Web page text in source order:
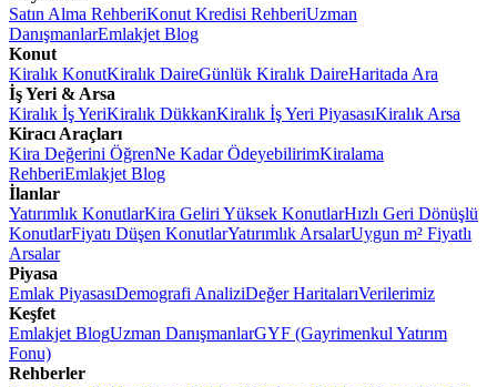
Satın Alma RehberiKonut Kredisi RehberiUzman
DanışmanlarEmlakjet Blog
Konut
Kiralık KonutKiralık DaireGünlük Kiralık DaireHaritada Ara
İş Yeri & Arsa
Kiralık İş YeriKiralık DükkanKiralık İş Yeri PiyasasıKiralık Arsa
Kiracı Araçları
Kira Değerini ÖğrenNe Kadar ÖdeyebilirimKiralama
RehberiEmlakjet Blog
İlanlar
Yatırımlık KonutlarKira Geliri Yüksek KonutlarHızlı Geri Dönüşlü
KonutlarFiyatı Düşen KonutlarYatırımlık ArsalarUygun m² Fiyatlı
Arsalar
Piyasa
Emlak PiyasasıDemografi AnaliziDeğer HaritalarıVerilerimiz
Keşfet
Emlakjet BlogUzman DanışmanlarGYF (Gayrimenkul Yatırım
Fonu)
Rehberler